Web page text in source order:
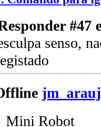
#47
senso,
Mini Robot